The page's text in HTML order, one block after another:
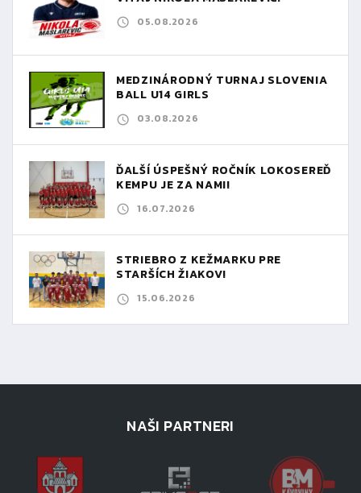
05.08.2026
MEDZINÁRODNÝ TURNAJ SLOVENIA
BALL U14 GIRLS
03.08.2026
ĎALŠÍ ÚSPEŠNÝ ROČNÍK LOKOSEREĎ
KEMPU JE ZA NAMI!
16.07.2026
STRIEBRO Z KEŽMARKU PRE
STARŠÍCH ŽIAKOV!
15.06.2026
NAŠI PARTNERI